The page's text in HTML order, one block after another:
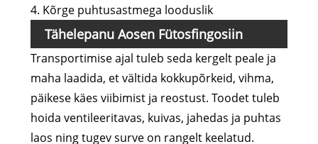
4. Kõrge puhtusastmega looduslik
Tähelepanu Aosen Fütosfingosiin
ladustamiseks
Transportimise ajal tuleb seda kergelt peale ja
maha laadida, et vältida kokkupõrkeid, vihma,
päikese käes viibimist ja reostust. Toodet tuleb
hoida ventileeritavas, kuivas, jahedas ja puhtas
laos ning tugev surve on rangelt keelatud.